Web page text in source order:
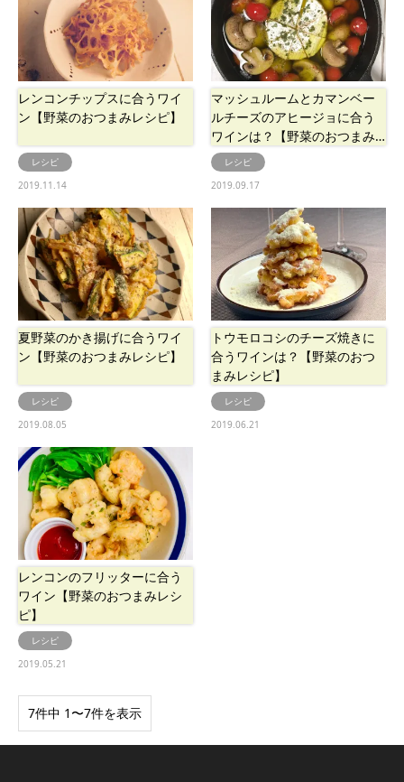
レンコンチップスに合うワイ
ン【野菜のおつまみレシピ】
レシピ
2019.11.14
マッシュルームとカマンベー
ルチーズのアヒージョに合う
ワインは？【野菜のおつまみ…
レシピ
2019.09.17
夏野菜のかき揚げに合うワイ
ン【野菜のおつまみレシピ】
レシピ
2019.08.05
トウモロコシのチーズ焼きに
合うワインは？【野菜のおつ
まみレシピ】
レシピ
2019.06.21
レンコンのフリッターに合う
ワイン【野菜のおつまみレシ
ピ】
レシピ
2019.05.21
7件中 1〜7件を表示